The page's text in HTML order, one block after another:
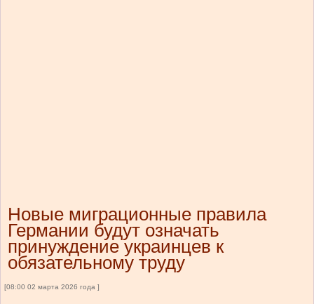
Новые миграционные правила
Германии будут означать
принуждение украинцев к
обязательному труду
[08:00 02 марта 2026 года ]